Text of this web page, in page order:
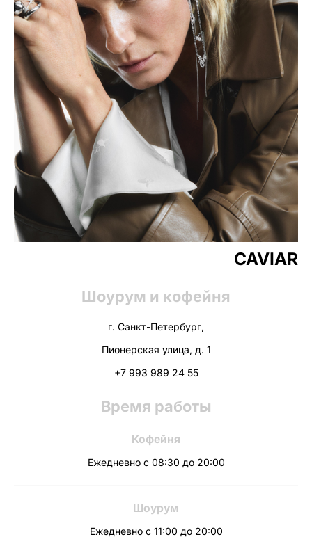
CAVIAR
Шоурум и кофейня
г. Санкт-Петербург,
Пионерская улица, д. 1
+7 993 989 24 55
Время работы
Кофейня
Ежедневно с 08:30 до 20:00
Шоурум
Ежедневно с 11:00 до 20:00